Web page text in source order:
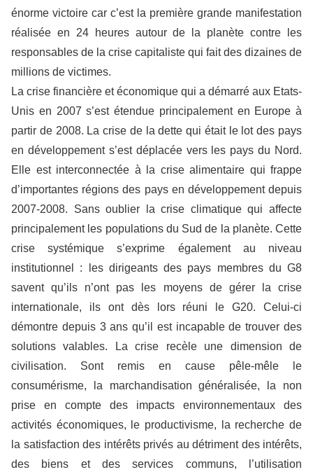
énorme victoire car c’est la première grande manifestation
réalisée en 24 heures autour de la planète contre les
responsables de la crise capitaliste qui fait des dizaines de
millions de victimes.
La crise financière et économique qui a démarré aux Etats-
Unis en 2007 s’est étendue principalement en Europe à
partir de 2008. La crise de la dette qui était le lot des pays
en développement s’est déplacée vers les pays du Nord.
Elle est interconnectée à la crise alimentaire qui frappe
d’importantes régions des pays en développement depuis
2007-2008. Sans oublier la crise climatique qui affecte
principalement les populations du Sud de la planète. Cette
crise systémique s’exprime également au niveau
institutionnel : les dirigeants des pays membres du G8
savent qu’ils n’ont pas les moyens de gérer la crise
internationale, ils ont dès lors réuni le G20. Celui-ci
démontre depuis 3 ans qu’il est incapable de trouver des
solutions valables. La crise recèle une dimension de
civilisation. Sont remis en cause pêle-mêle le
consumérisme, la marchandisation généralisée, la non
prise en compte des impacts environnementaux des
activités économiques, le productivisme, la recherche de
la satisfaction des intérêts privés au détriment des intérêts,
des biens et des services communs, l’utilisation